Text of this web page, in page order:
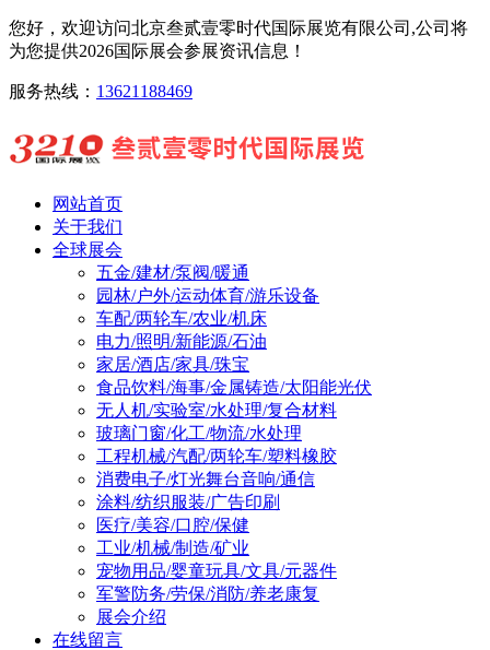
您好，欢迎访问北京叁贰壹零时代国际展览有限公司,公司将
为您提供2026国际展会参展资讯信息！
服务热线： 13621188469
网站首页
关于我们
全球展会
五金/建材/泵阀/暖通
园林/户外/运动体育/游乐设备
车配/两轮车/农业/机床
电力/照明/新能源/石油
家居/酒店/家具/珠宝
食品饮料/海事/金属铸造/太阳能光伏
无人机/实验室/水处理/复合材料
玻璃门窗/化工/物流/水处理
工程机械/汽配/两轮车/塑料橡胶
消费电子/灯光舞台音响/通信
涂料/纺织服装/广告印刷
医疗/美容/口腔/保健
工业/机械/制造/矿业
宠物用品/婴童玩具/文具/元器件
军警防务/劳保/消防/养老康复
展会介绍
在线留言